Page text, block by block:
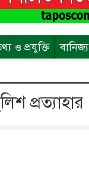
ও প্রযুক্তি বানিজ্য
প্রত্যাহার